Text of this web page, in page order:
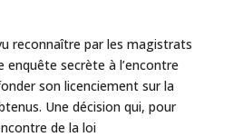
reconnaître par les magistrats
enquête secrète à l’encontre
son licenciement sur la
Une décision qui, pour
de la loi